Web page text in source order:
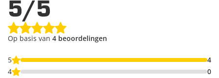
5/5
Op basis van 4 beoordelingen
5
4
4
0